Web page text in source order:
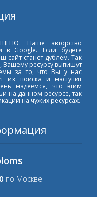
Наше авторство
в Google. Если будете
сайт станет дублем. Так
Вашему ресурсу выпишут
за то, что Вы у нас
из поиска и наступит
надеемся, что этим
на данном ресурсе, так
на чужих ресурсах.
по Москве